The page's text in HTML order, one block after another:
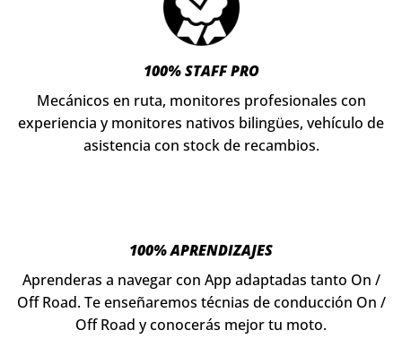
100% STAFF PRO
Mecánicos en ruta, monitores profesionales con
experiencia y monitores nativos bilingües, vehículo de
asistencia con stock de recambios.
100% APRENDIZAJES
Aprenderas a navegar con App adaptadas tanto On /
Off Road. Te enseñaremos técnias de conducción On /
Off Road y conocerás mejor tu moto.